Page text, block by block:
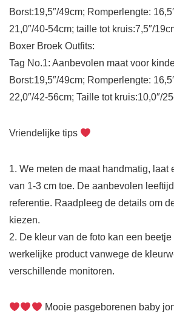
Borst:19,5″/49cm; Romperlengte:
21,0″/40-54cm; taille tot kruis:7,5″/
Boxer Broek Outfits:
Tag No.1: Aanbevolen maat voor
Borst:19,5″/49cm; Romperlengte:
22,0″/42-56cm; Taille tot kruis:10,0″/
Vriendelijke tips
1. We meten de maat handmatig, laat
van 1-3 cm toe. De aanbevolen
referentie. Raadpleeg de details om
kiezen.
2. De kleur van de foto kan een
werkelijke product vanwege de
verschillende monitoren.
Mooie pasgeborenen baby